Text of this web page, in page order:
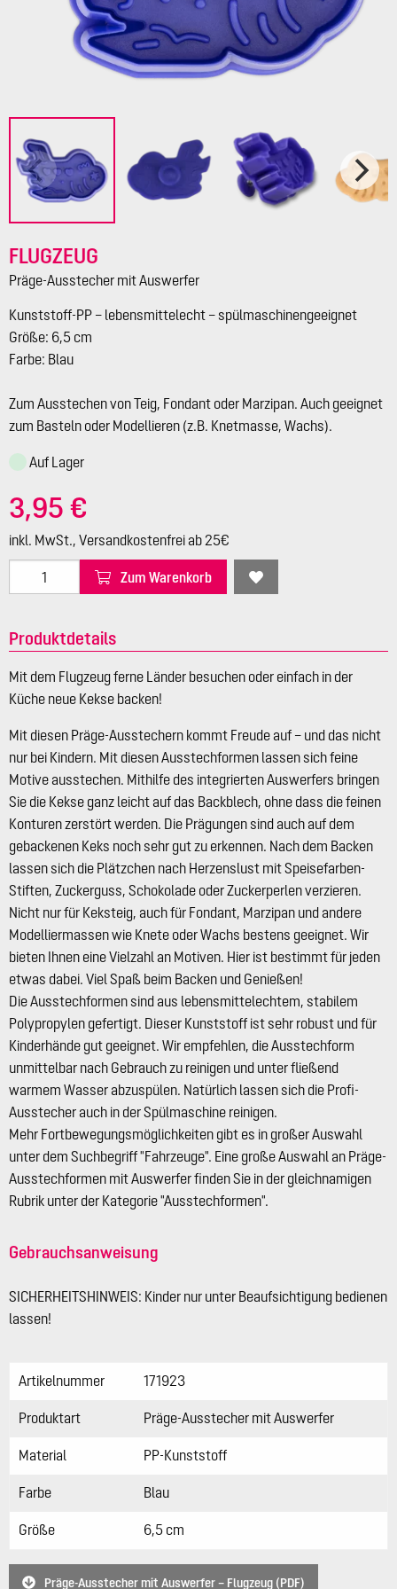
FLUGZEUG
Präge-Ausstecher mit Auswerfer
Kunststoff-PP – lebensmittelecht – spülmaschinengeeignet
Größe: 6,5 cm
Farbe: Blau
Zum Ausstechen von Teig, Fondant oder Marzipan. Auch geeignet
zum Basteln oder Modellieren (z.B. Knetmasse, Wachs).
Auf Lager
3,95 €
inkl. MwSt., Versandkostenfrei ab 25€
Zum Warenkorb
Produktdetails
Mit dem Flugzeug ferne Länder besuchen oder einfach in der
Küche neue Kekse backen!
Mit diesen Präge-Ausstechern kommt Freude auf – und das nicht
nur bei Kindern. Mit diesen Ausstechformen lassen sich feine
Motive ausstechen. Mithilfe des integrierten Auswerfers bringen
Sie die Kekse ganz leicht auf das Backblech, ohne dass die feinen
Konturen zerstört werden. Die Prägungen sind auch auf dem
gebackenen Keks noch sehr gut zu erkennen. Nach dem Backen
lassen sich die Plätzchen nach Herzenslust mit Speisefarben-
Stiften, Zuckerguss, Schokolade oder Zuckerperlen verzieren.
Nicht nur für Keksteig, auch für Fondant, Marzipan und andere
Modelliermassen wie Knete oder Wachs bestens geeignet. Wir
bieten Ihnen eine Vielzahl an Motiven. Hier ist bestimmt für jeden
etwas dabei. Viel Spaß beim Backen und Genießen!
Die Ausstechformen sind aus lebensmittelechtem, stabilem
Polypropylen gefertigt. Dieser Kunststoff ist sehr robust und für
Kinderhände gut geeignet. Wir empfehlen, die Ausstechform
unmittelbar nach Gebrauch zu reinigen und unter fließend
warmem Wasser abzuspülen. Natürlich lassen sich die Profi-
Ausstecher auch in der Spülmaschine reinigen.
Mehr Fortbewegungsmöglichkeiten gibt es in großer Auswahl
unter dem Suchbegriff "Fahrzeuge". Eine große Auswahl an Präge-
Ausstechformen mit Auswerfer finden Sie in der gleichnamigen
Rubrik unter der Kategorie "Ausstechformen".
Gebrauchsanweisung
SICHERHEITSHINWEIS: Kinder nur unter Beaufsichtigung bedienen
lassen!
Artikelnummer 171923
Produktart Präge-Ausstecher mit Auswerfer
Material PP-Kunststoff
Farbe Blau
Größe 6,5 cm
Präge-Ausstecher mit Auswerfer – Flugzeug (PDF)